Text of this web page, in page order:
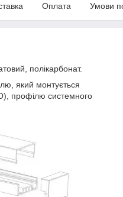
Оплата Умови
полікарбонат.
який монтується
профілю системного